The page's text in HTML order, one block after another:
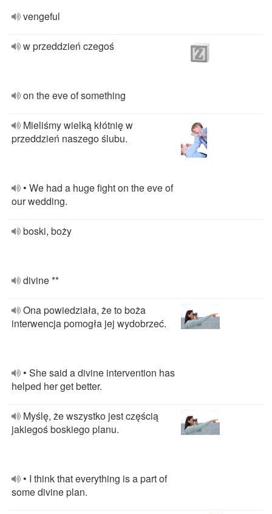
vengeful
w przeddzień czegoś
on the eve of something
Mieliśmy wielką kłótnię w
przeddzień naszego ślubu.
• We had a huge fight on the eve of
our wedding.
boski, boży
divine **
Ona powiedziała, że to boża
interwencja pomogła jej wydobrzeć.
• She said a divine intervention has
helped her get better.
Myślę, że wszystko jest częścią
jakiegoś boskiego planu.
• I think that everything is a part of
some divine plan.